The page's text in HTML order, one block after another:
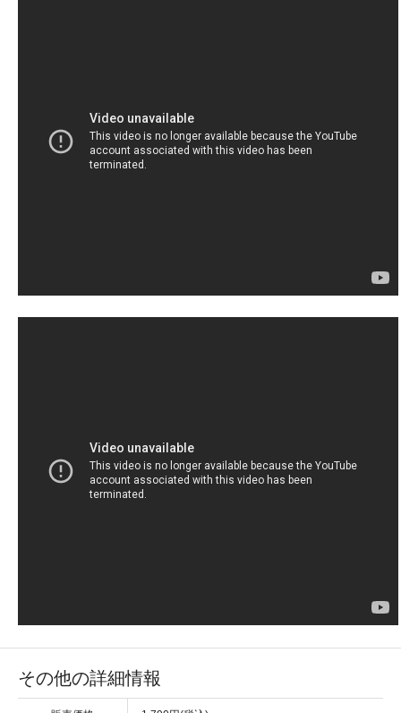
その他の詳細情報